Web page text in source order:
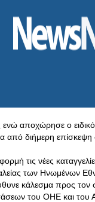
αποχώρησε ο
από διήμερη
τις νέες
των Ηνωμένων
κάλεσμα προς τον
του ΟΗΕ και του